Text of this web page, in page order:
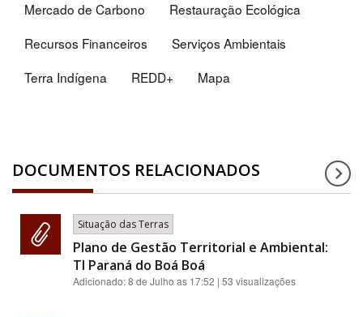
Mercado de Carbono
Restauração Ecológica
Recursos Financeiros
Serviços Ambientais
Terra Indígena
REDD+ Mapa
DOCUMENTOS RELACIONADOS
Situação das Terras
Plano de Gestão Territorial e Ambiental:
TI Paraná do Boá Boá
Adicionado:8 de Julho as 17:52 | 53 visualizações